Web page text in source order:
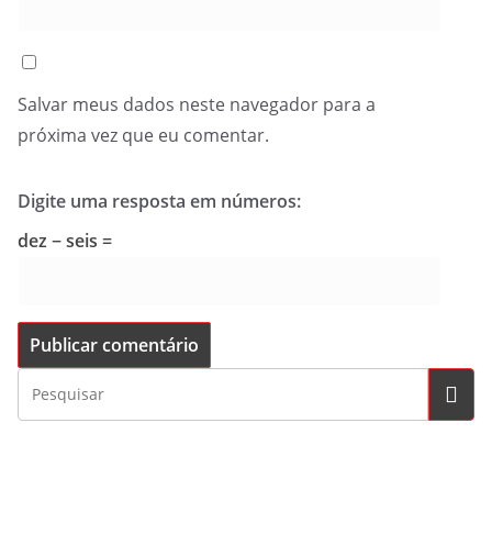
Salvar meus dados neste navegador para a
próxima vez que eu comentar.
Digite uma resposta em números:
dez − seis =